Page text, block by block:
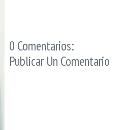
0 Comentarios:
Publicar Un Comentario